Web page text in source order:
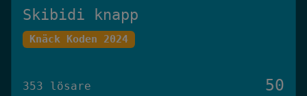
Skibidi knapp
Knäck Koden 2024
353 lösare 50